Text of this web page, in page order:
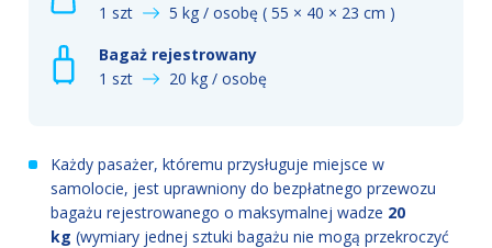
1 szt
5 kg / osobę ( 55 × 40 × 23 cm )
Bagaż rejestrowany
1 szt
20 kg / osobę
Każdy pasażer, któremu przysługuje miejsce w
samolocie, jest uprawniony do bezpłatnego przewozu
bagażu rejestrowanego o maksymalnej wadze 20
kg (wymiary jednej sztuki bagażu nie mogą przekroczyć